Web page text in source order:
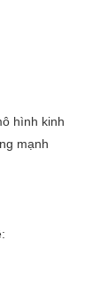
hình kinh
mạnh